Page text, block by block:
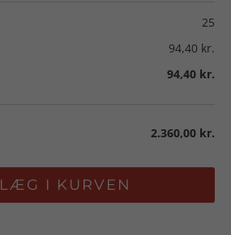
25
94,40 kr.
94,40 kr.
2.360,00 kr.
LÆG I KURVEN